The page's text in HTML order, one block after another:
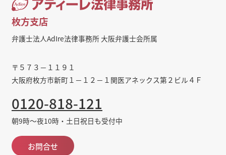
枚方支店
弁護士法人AdIre法律事務所 大阪弁護士会所属
〒５７３－１１９１
大阪府枚方市新町１－１２－１関医アネックス第２ビル４Ｆ
0120-818-121
朝9時～夜10時・土日祝日も受付中
お問合せ